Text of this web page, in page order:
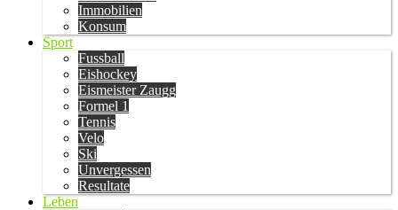
Immobilien
Konsum
Sport
Fussball
Eishockey
Eismeister Zaugg
Formel 1
Tennis
Velo
Ski
Unvergessen
Resultate
Leben